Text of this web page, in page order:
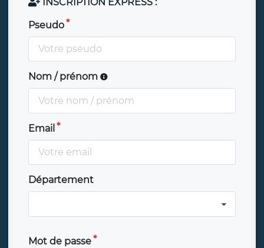
Pseudo
Nom / prénom
Email
Département
Mot de passe